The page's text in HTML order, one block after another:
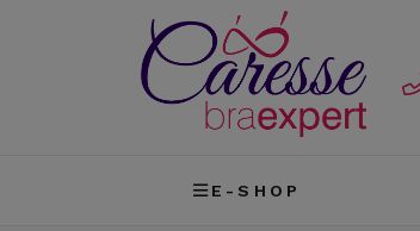
E-SHOP